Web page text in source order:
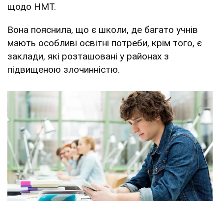
щодо НМТ.
Вона пояснила, що є школи, де багато учнів
мають особливі освітні потреби, крім того, є
заклади, які розташовані у районах з
підвищеною злочинністю.